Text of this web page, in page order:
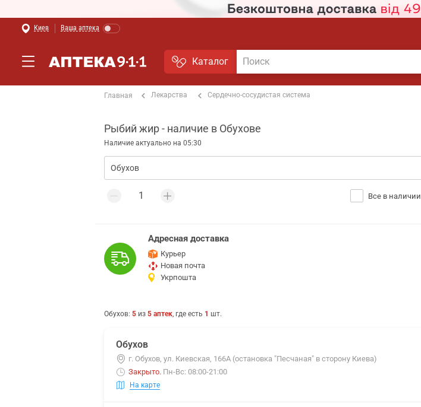
Киев Ваша аптека
Каталог
Главная Лекарства Сердечно-сосудистая система
Рыбий жир - наличие в Обухове
Наличие актуально на 05:30
Все в наличии
Адресная доставка
Курьер
Новая почта
Укрпошта
Обухов: 5 из 5 аптек, где есть 1 шт.
Обухов
г. Обухов, ул. Киевская, 166А (остановка "Песчаная" в сторону Киева)
Закрыто. Пн-Вс: 08:00-21:00
На карте